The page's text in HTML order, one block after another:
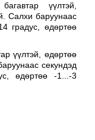
үүлтэй,
Салхи баруунаас
градус, өдөртөө
үүлтэй, өдөртөө
секундэд
өдөртөө -1...-3